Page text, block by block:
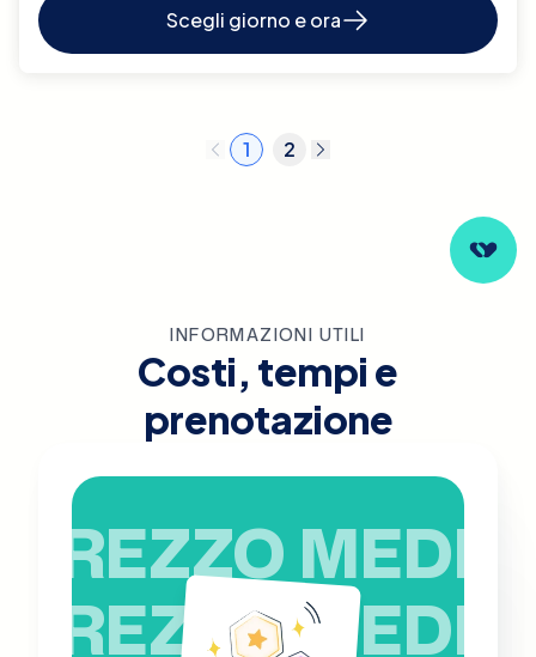
Scegli giorno e ora
1 2
INFORMAZIONI UTILI
Costi, tempi e
prenotazione
PREZZO MEDIO
PREZZO MEDIO